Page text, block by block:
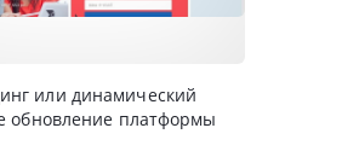
или динамический
обновление платформы